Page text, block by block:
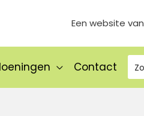
Een website van
Contact